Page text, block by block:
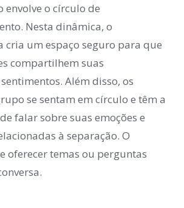
envolve o círculo de
Nesta dinâmica, o
cria um espaço seguro para que
compartilhem suas
Além disso, os
se sentam em círculo e têm a
falar sobre suas emoções e
à separação. O
oferecer temas ou perguntas